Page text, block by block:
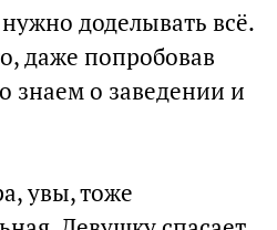
доделывать всё.
даже попробовав
знаем о заведении и
увы, тоже